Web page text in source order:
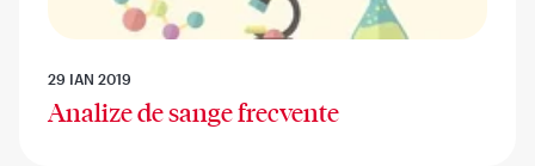
29 IAN 2019
Analize de sange frecvente